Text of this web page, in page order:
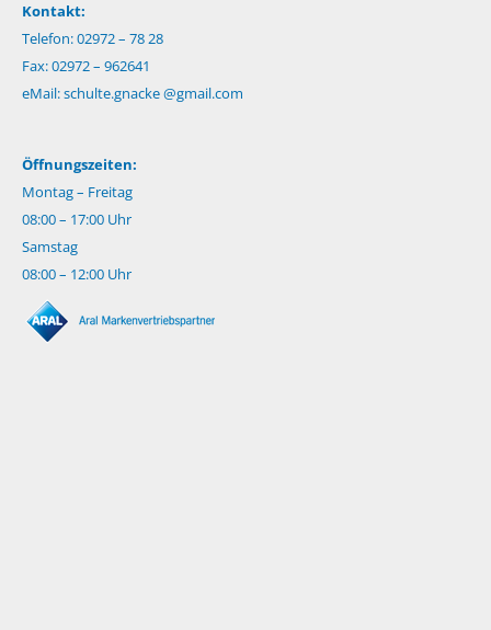
Kontakt:
Telefon: 02972 – 78 28
Fax: 02972 – 962641
eMail:schulte.gnacke @gmail.com
Öffnungszeiten:
Montag – Freitag
08:00 – 17:00 Uhr
Samstag
08:00 – 12:00 Uhr